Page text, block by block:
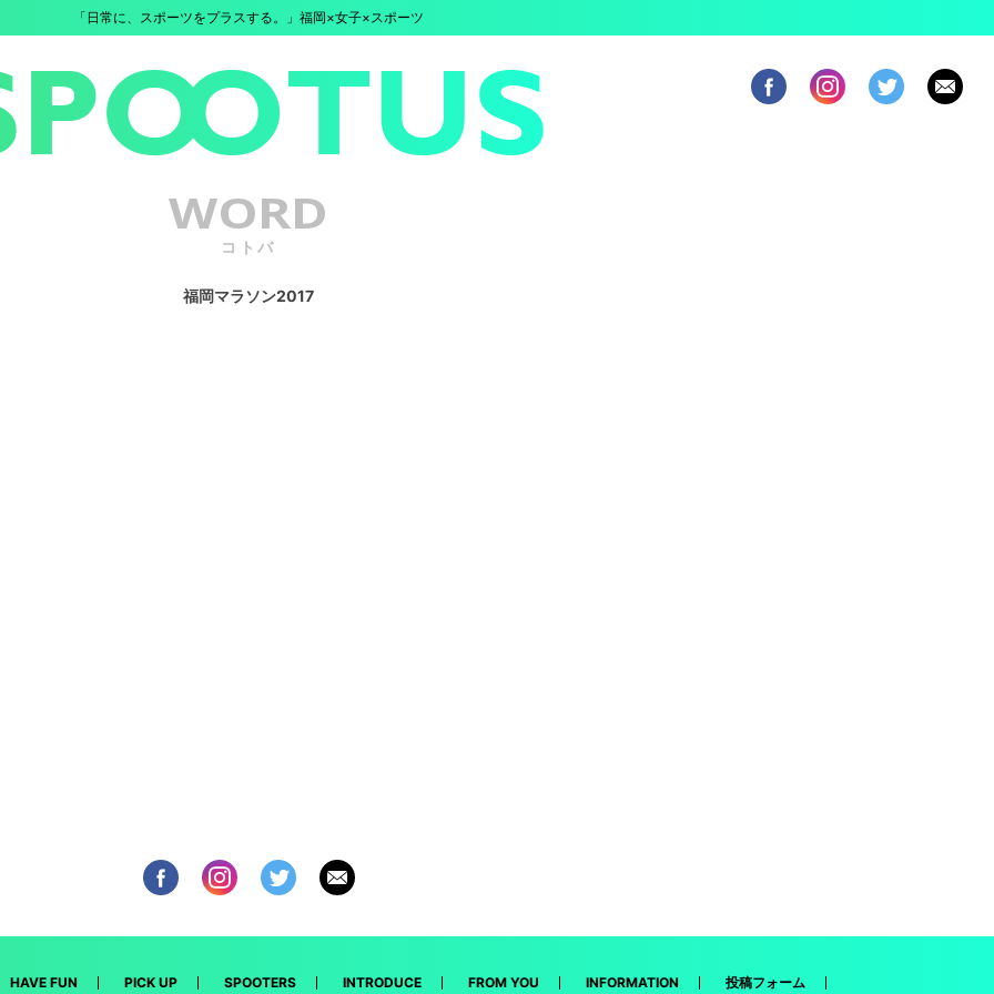
「日常に、スポーツをプラスする。」福岡×女子×スポーツ
WORD
コトバ
福岡マラソン2017
HAVE FUN PICK UP SPOOTERS INTRODUCE FROM YOU INFORMATION 投稿フォーム